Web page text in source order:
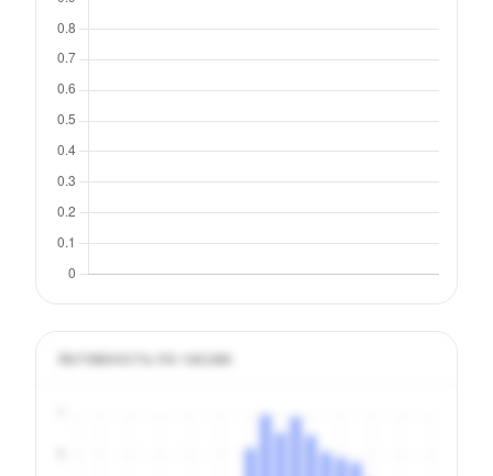
Активность по часам